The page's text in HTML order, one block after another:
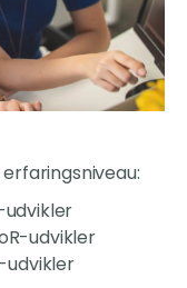
udvikler
udvikler
udvikler